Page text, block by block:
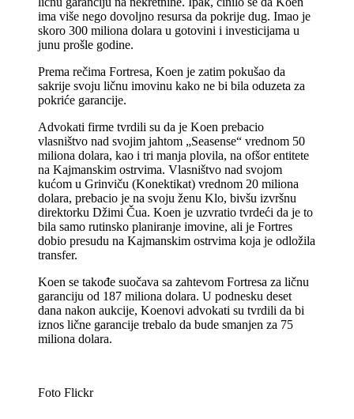
ima više nego dovoljno resursa da pokrije dug. Imao je
skoro 300 miliona dolara u gotovini i investicijama u
junu prošle godine.
Prema rečima Fortresa, Koen je zatim pokušao da
sakrije svoju ličnu imovinu kako ne bi bila oduzeta za
pokriće garancije.
Advokati firme tvrdili su da je Koen prebacio
vlasništvo nad svojim jahtom „Seasense“ vrednom 50
miliona dolara, kao i tri manja plovila, na ofšor entitete
na Kajmanskim ostrvima. Vlasništvo nad svojom
kućom u Grinviču (Konektikat) vrednom 20 miliona
dolara, prebacio je na svoju ženu Klo, bivšu izvršnu
direktorku Džimi Čua. Koen je uzvratio tvrdeći da je to
bila samo rutinsko planiranje imovine, ali je Fortres
dobio presudu na Kajmanskim ostrvima koja je odložila
transfer.
Koen se takođe suočava sa zahtevom Fortresa za ličnu
garanciju od 187 miliona dolara. U podnesku deset
dana nakon aukcije, Koenovi advokati su tvrdili da bi
iznos lične garancije trebalo da bude smanjen za 75
miliona dolara.
Foto Flickr